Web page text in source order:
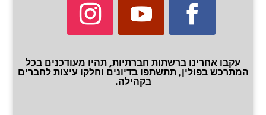
עקבו אחרינו ברשתות חברתיות, תהיו מעודכנים בכל
המתרכש בפולין, תתשתפו בדיונים וחלקו עיצות לחברים
בקהילה.